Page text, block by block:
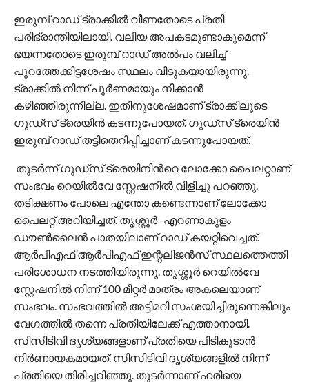
ഇരുമ്പ് റാഡ് ട്രാക്കിൽ വീണതോടെ പ്രതി
പരിഭ്രാന്തിയിലായി. വലിയ അപകടമുണ്ടാകുമെന്ന്
ഭയന്നതോടെ ഇരുമ്പ് റാഡ് അൽപം വലിച്ച്
പുറത്തേക്കിട്ടശേഷം സ്ഥലം വിടുകയായിരുന്നു.
ട്രാക്കിൽ നിന്ന് പൂര്‍ണമായും നീക്കാൻ
കഴിഞ്ഞിരുന്നില്ല. ഇതിനുശേഷമാണ് ട്രാക്കിലൂടെ
ഗുഡ്സ് ട്രെയിൻ കടന്നുപോയത്. ഗുഡ്സ് ട്രെയിൻ
ഇരുമ്പ് റാ‍ഡ് തട്ടിതെറിപ്പിച്ചാണ് കടന്നുപോയത്.
തുടര്‍ന്ന് ഗുഡ്‌സ് ട്രെയിനിന്‍റെ ലോക്കോ പൈലറ്റാണ്
സംഭവം റെയിൽവേ സ്റ്റേഷനിൽ വിളിച്ചു പറഞ്ഞു.
തടിക്ഷണം പോലെ എന്തോ കണ്ടെന്നാണ് ലോക്കോ
പൈലറ്റ് അറിയിച്ചത്. തൃശ്ശൂർ -എറണാകുളം
ഡൗൺലൈൻ പാതയിലാണ് റാഡ് കയറ്റിവെച്ചത്.
ആർപിഎഫ് ആർപിഎഫ് ഇന്റലിജൻസ് സ്ഥലത്തെത്തി
പരിശോധന നടത്തിയിരുന്നു. തൃശ്ശൂർ റെയിൽവേ
സ്റ്റേഷനിൽ നിന്ന് 100 മീറ്റർ മാത്രം അകലെയാണ്
സംഭവം. സംഭവത്തിൽ അട്ടിമറി സംശയിച്ചിരുന്നെങ്കിലും
വേഗത്തിൽ തന്നെ പ്രതിയിലേക്ക് എത്താനായി.
സിസിടിവി ദൃശ്യങ്ങളാണ് പ്രതിയെ പിടികൂടാൻ
നിര്‍ണായകമായത്. സിസിടിവി ദൃശ്യങ്ങളിൽ നിന്ന്
പ്രതിയെ തിരിച്ചറിഞ്ഞു. തുടര്‍ന്നാണ് ഹരിയെ